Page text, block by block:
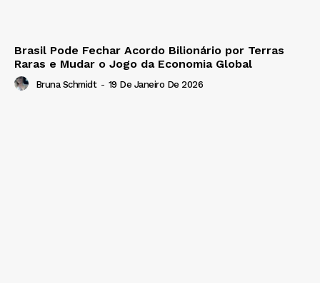
Brasil Pode Fechar Acordo Bilionário por Terras
Raras e Mudar o Jogo da Economia Global
Bruna Schmidt - 19 De Janeiro De 2026